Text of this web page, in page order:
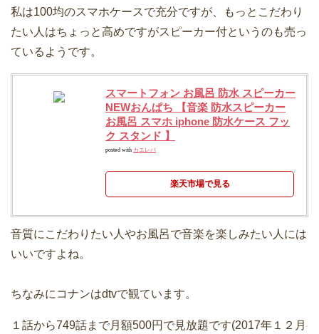
私は100均のスマホケースで充分ですが、もっとこだわり
たい人はちょっと高めですがスピーカー付というのも売っ
ているようです。
スマートフォン お風呂 防水 スピーカー
NEWおんぱち 【音楽 防水スピーカー
お風呂 スマホ iphone 防水ケース フッ
ク スタンド 】
posted with カエレバ
楽天市場で見る
音質にこだわりたい人やお風呂で音楽を楽しみたい人には
いいですよね。
ちなみにコナンはdtvで観ています。
１話から749話まで月額500円で見放題です(2017年１２月